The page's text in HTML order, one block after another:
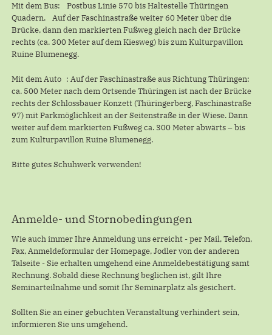
Mit dem Bus: Postbus Linie 570 bis Haltestelle Thüringen
Quadern. Auf der Faschinastraße weiter 60 Meter über die
Brücke, dann den markierten Fußweg gleich nach der Brücke
rechts (ca. 300 Meter auf dem Kiesweg) bis zum Kulturpavillon
Ruine Blumenegg.
Mit dem Auto : Auf der Faschinastraße aus Richtung Thüringen:
ca. 500 Meter nach dem Ortsende Thüringen ist nach der Brücke
rechts der Schlossbauer Konzett (Thüringerberg, Faschinastraße
97) mit Parkmöglichkeit an der Seitenstraße in der Wiese. Dann
weiter auf dem markierten Fußweg ca. 300 Meter abwärts – bis
zum Kulturpavillon Ruine Blumenegg.
Bitte gutes Schuhwerk verwenden!
Anmelde- und Stornobedingungen
Wie auch immer Ihre Anmeldung uns erreicht - per Mail, Telefon,
Fax, Anmeldeformular der Homepage, Jodler von der anderen
Talseite - Sie erhalten umgehend eine Anmeldebestätigung samt
Rechnung. Sobald diese Rechnung beglichen ist, gilt Ihre
Seminarteilnahme und somit Ihr Seminarplatz als gesichert.
Sollten Sie an einer gebuchten Veranstaltung verhindert sein,
informieren Sie uns umgehend.